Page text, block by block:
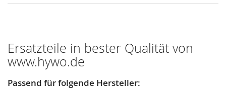
Ersatzteile in bester Qualität von
www.hywo.de
Passend für folgende Hersteller: